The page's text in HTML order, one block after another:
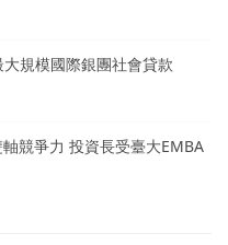
規模國際銀團社會貸款
競爭力 投資長受臺大EMBA